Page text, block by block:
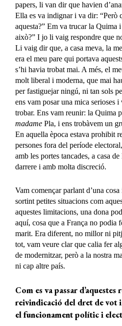
papers, li van dir que havien
Ella es va indignar i va dir: “Però
aquesta?” Em va trucar la Quima
això?” I jo li vaig respondre que
Li vaig dir que, a casa meva, la
era el meu pare qui portava
s’hi havia trobat mai. A més, el
molt liberal i moderna, que mai
per fastiguejar ningú, ni tan sols
ens vam posar una mica serioses
trobar. Ens vam reunir: la Quima
madame Pla, i ens trobàvem un
En aquella època estava prohibit
persones fora del període
amb les portes tancades, a casa
darrere i amb molta discreció.
Vam començar parlant d’una
sortint petites situacions com
aquestes limitacions, una dona
aquí, cosa que a França no podia
marit. Era diferent, no millor ni
tot, vam veure clar que calia fer
de modernitzar, però a la nostra
ni cap altre país.
Com es va passar
reivindicació del dret de vot i
el funcionament polític i